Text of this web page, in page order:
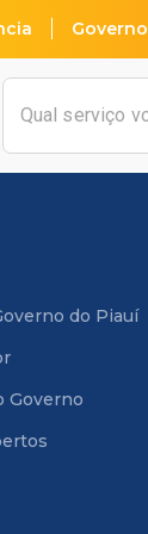
Governo
do Piauí
Governo